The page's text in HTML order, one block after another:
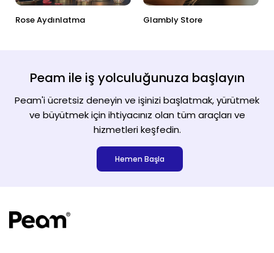
Rose Aydınlatma Glambly Store
Peam ile iş yolculuğunuza başlayın
Peam'i ücretsiz deneyin ve işinizi başlatmak, yürütmek
ve büyütmek için ihtiyacınız olan tüm araçları ve
hizmetleri keşfedin.
Hemen Başla